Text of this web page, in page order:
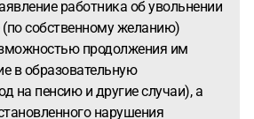
работника об увольнении
(по собственному желанию)
продолжения им
в образовательную
на пенсию и другие случаи), а
нарушения